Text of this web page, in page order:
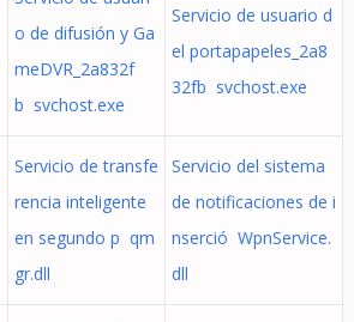
o de difusión y Ga
meDVR_2a832f
b svchost.exe
Servicio de usuario d
el portapapeles_2a8
32fb svchost.exe
Servicio de transfe
rencia inteligente
en segundo p qm
gr.dll
Servicio del sistema
de notificaciones de i
nserció WpnService.
dll